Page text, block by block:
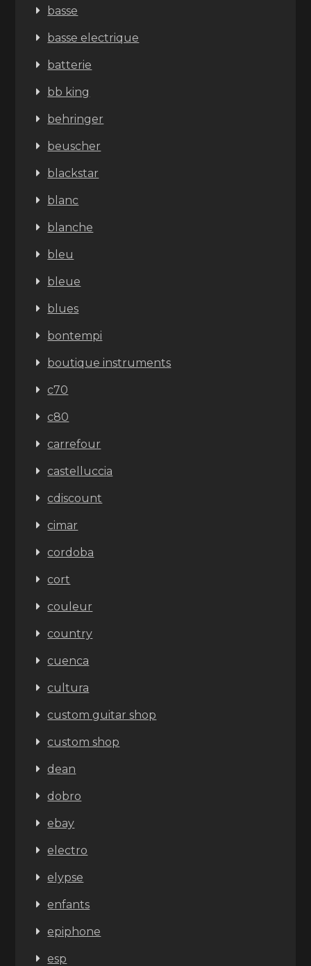
basse
basse electrique
batterie
bb king
behringer
beuscher
blackstar
blanc
blanche
bleu
bleue
blues
bontempi
boutique instruments
c70
c80
carrefour
castelluccia
cdiscount
cimar
cordoba
cort
couleur
country
cuenca
cultura
custom guitar shop
custom shop
dean
dobro
ebay
electro
elypse
enfants
epiphone
esp